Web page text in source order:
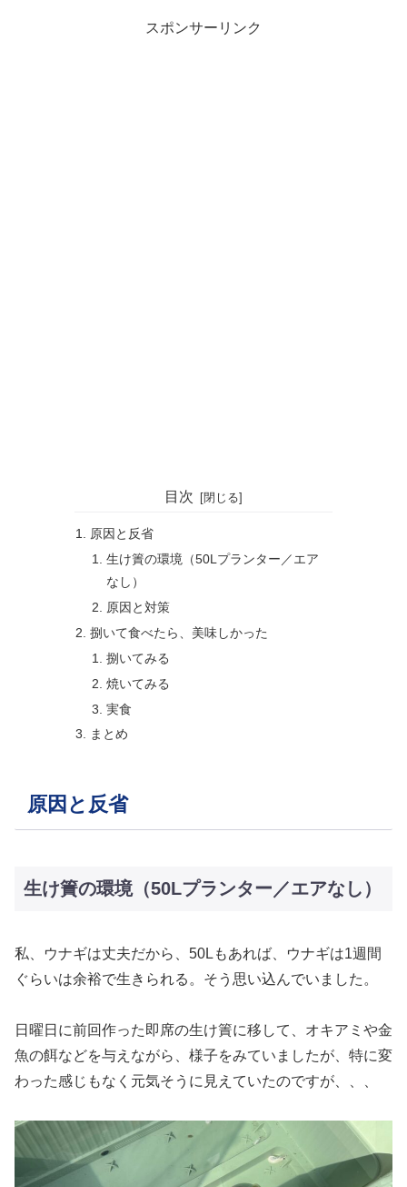
スポンサーリンク
目次
原因と反省
生け簀の環境（50Lプランター／エア
なし）
原因と対策
捌いて食べたら、美味しかった
捌いてみる
焼いてみる
実食
まとめ
原因と反省
生け簀の環境（50Lプランター／エアなし）
私、ウナギは丈夫だから、50Lもあれば、ウナギは1週間
ぐらいは余裕で生きられる。そう思い込んでいました。
日曜日に前回作った即席の生け簀に移して、オキアミや金
魚の餌などを与えながら、様子をみていましたが、特に変
わった感じもなく元気そうに見えていたのですが、、、